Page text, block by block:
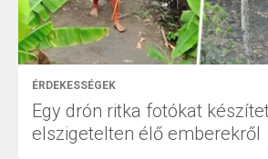
ÉRDEKESSÉGEK
Egy drón ritka fotókat
elszigetelten élő emberekről